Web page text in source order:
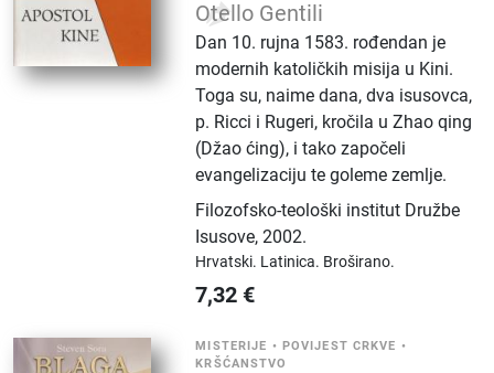
Otello Gentili
Dan 10. rujna 1583. rođendan je
modernih katoličkih misija u Kini.
Toga su, naime dana, dva isusovca,
p. Ricci i Rugeri, kročila u Zhao qing
(Džao ćing), i tako započeli
evangelizaciju te goleme zemlje.
Filozofsko-teološki institut Družbe
Isusove,2002.
Hrvatski. Latinica. Broširano.
7,32 €
MISTERIJE • POVIJEST CRKVE •
KRŠĆANSTVO